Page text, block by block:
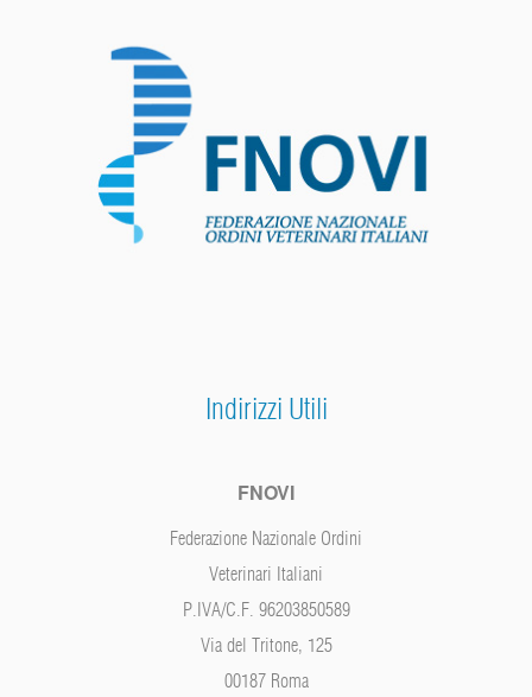
Indirizzi Utili
FNOVI
Federazione Nazionale Ordini
Veterinari Italiani
P.IVA/C.F. 96203850589
Via del Tritone, 125
00187 Roma